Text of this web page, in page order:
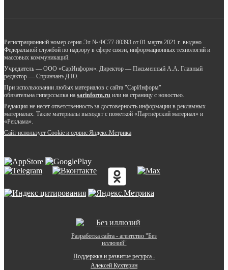
Регистрационный номер серия Эл № ФС77-80393 от 01 марта 2021 г. выдано
Федеральной службой по надзору в сфере связи, информационных технологий и
массовых коммуникаций.
Учредитель — ООО «СарИнформ». Директор — Письменный А.А. Главный
редактор — Спринчанэ Д.Ю.
При использовании любых материалов с сайта "СарИнформ"
обязательна гиперссылка на sarinform.ru или на страницу с новостью.
Редакция не несет ответственность за достоверность информации в рекламных
материалах. Такие материалы выходят с пометкой «Партнёрский материал» и
«Реклама».
Сайт использует Cookie и сервиc Яндекс.Метрика
Разработка сайта - агентство "Без
иллюзий"
Поддержка и развитие ресурса -
Алексей Кухтерин